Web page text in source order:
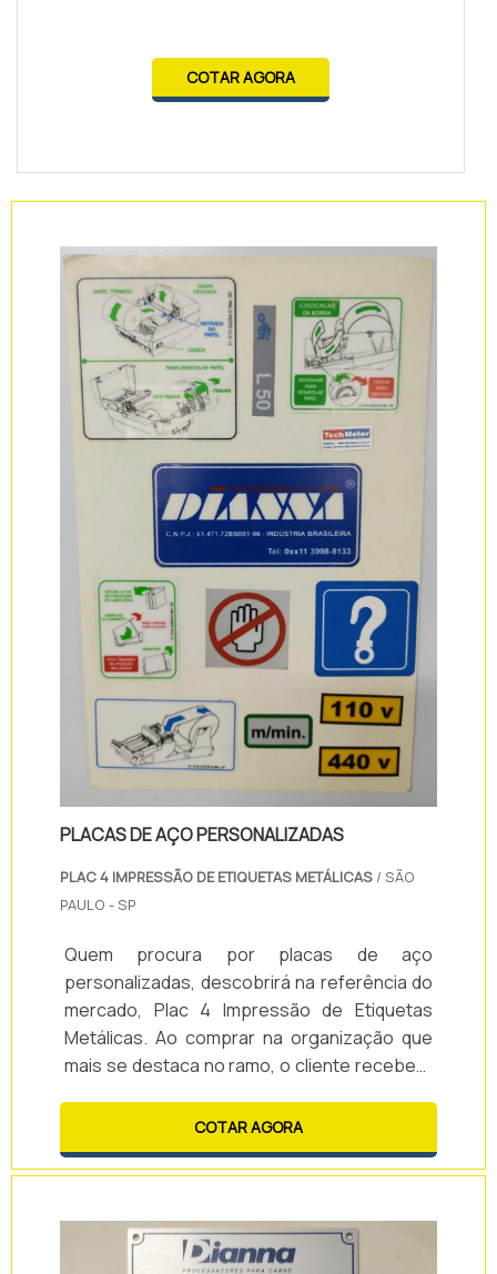
COTAR AGORA
PLACAS DE AÇO PERSONALIZADAS
PLAC 4 IMPRESSÃO DE ETIQUETAS METÁLICAS / SÃO
PAULO - SP
Quem procura por placas de aço
personalizadas, descobrirá na referência do
mercado, Plac 4 Impressão de Etiquetas
Metálicas. Ao comprar na organização que
mais se destaca no ramo, o cliente receberá
garantia de adquirir produtos que solucionem
qualquer demanda.Quando o tema é placas
de aço personalizadas, com a Plac 4
obterá assertividade e comprometimento ...
COTAR AGORA